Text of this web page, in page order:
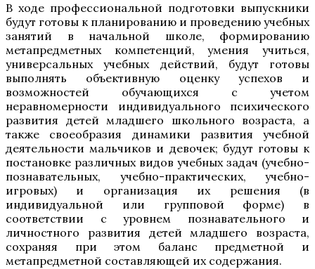
В ходе профессиональной подготовки выпускники
будут готовы к планированию и проведению учебных
занятий в начальной школе, формированию
метапредметных компетенций, умения учиться,
универсальных учебных действий, будут готовы
выполнять объективную оценку успехов и
возможностей обучающихся с учетом
неравномерности индивидуального психического
развития детей младшего школьного возраста, а
также своеобразия динамики развития учебной
деятельности мальчиков и девочек; будут готовы к
постановке различных видов учебных задач (учебно-
познавательных, учебно-практических, учебно-
игровых) и организация их решения (в
индивидуальной или групповой форме) в
соответствии с уровнем познавательного и
личностного развития детей младшего возраста,
сохраняя при этом баланс предметной и
метапредметной составляющей их содержания.